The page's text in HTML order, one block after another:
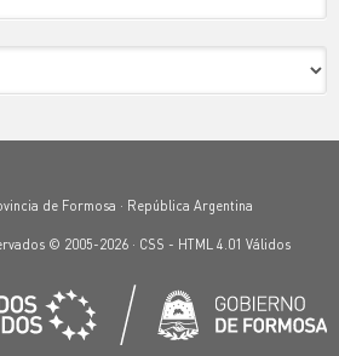
de Formosa · República Argentina
© 2005-2026 · CSS - HTML 4.01 Válidos